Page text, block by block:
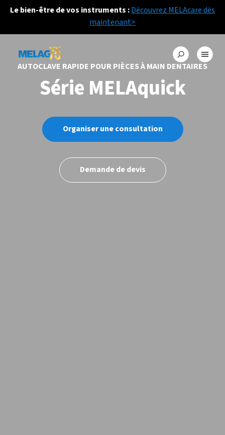
Le bien-être de vos instruments :Découvrez MELAcare dès
maintenant>
AUTOCLAVE RAPIDE POUR PIÈCES À MAIN DENTAIRES
Série MELAquick
Organiser une consultation
Demande de devis